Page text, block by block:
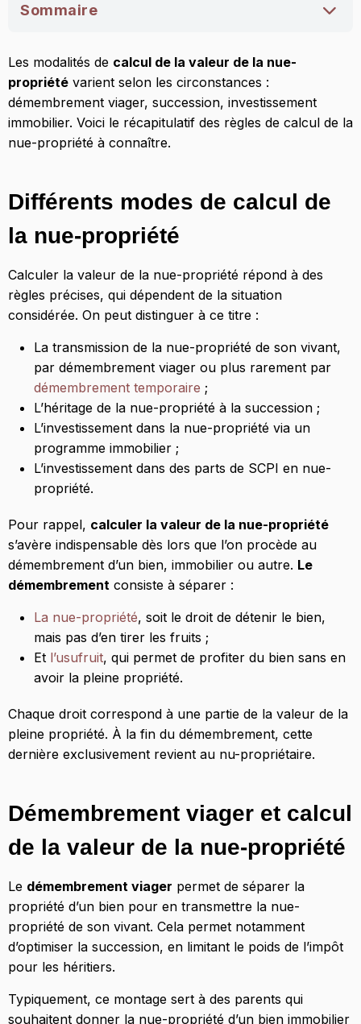
Sommaire
Différents modes de calcul de la nue-propriété
Démembrement viager et calcul de la valeur de
la nue-propriété
À la succession, calcul de la valeur de la nue-
propriété selon le barème fiscal de l’usufruit
Quel mode de calcul pour un investissement
immobilier en nue-propriété ?
Pour les SCPI en nue-propriété, un calcul selon
Les modalités de calcul de la valeur de la nue-
propriété varient selon les circonstances :
démembrement viager, succession, investissement
immobilier. Voici le récapitulatif des règles de calcul de la
nue-propriété à connaître.
Différents modes de calcul de
la nue-propriété
Calculer la valeur de la nue-propriété répond à des
règles précises, qui dépendent de la situation
considérée. On peut distinguer à ce titre :
La transmission de la nue-propriété de son vivant,
par démembrement viager ou plus rarement par
démembrement temporaire ;
L’héritage de la nue-propriété à la succession ;
L’investissement dans la nue-propriété via un
programme immobilier ;
L’investissement dans des parts de SCPI en nue-
propriété.
Pour rappel, calculer la valeur de la nue-propriété
s’avère indispensable dès lors que l’on procède au
démembrement d’un bien, immobilier ou autre. Le
démembrement consiste à séparer :
La nue-propriété, soit le droit de détenir le bien,
mais pas d’en tirer les fruits ;
Et l’usufruit, qui permet de profiter du bien sans en
avoir la pleine propriété.
Chaque droit correspond à une partie de la valeur de la
pleine propriété. À la fin du démembrement, cette
dernière exclusivement revient au nu-propriétaire.
Démembrement viager et calcul
de la valeur de la nue-propriété
Le démembrement viager permet de séparer la
propriété d’un bien pour en transmettre la nue-
propriété de son vivant. Cela permet notamment
d’optimiser la succession, en limitant le poids de l’impôt
pour les héritiers.
Typiquement, ce montage sert à des parents qui
souhaitent donner la nue-propriété d’un bien immobilier